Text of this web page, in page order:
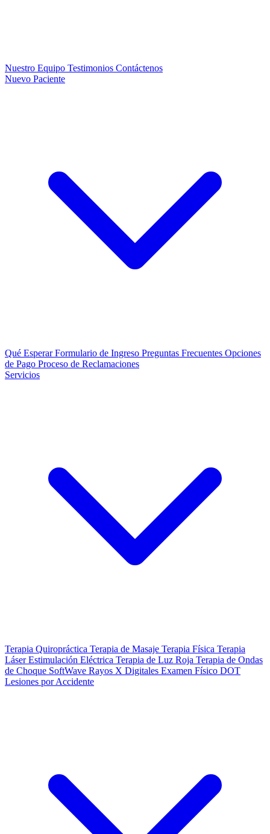
Nuestro Equipo Testimonios Contáctenos
Nuevo Paciente
Qué EsperarFormulario de Ingreso Preguntas Frecuentes Opciones
de Pago Proceso de Reclamaciones
Servicios
Terapia Quiropráctica Terapia de Masaje Terapia Física Terapia
LáserEstimulación Eléctrica Terapia de Luz Roja Terapia de Ondas
de Choque SoftWave Rayos X Digitales Examen Físico DOT
Lesiones por Accidente